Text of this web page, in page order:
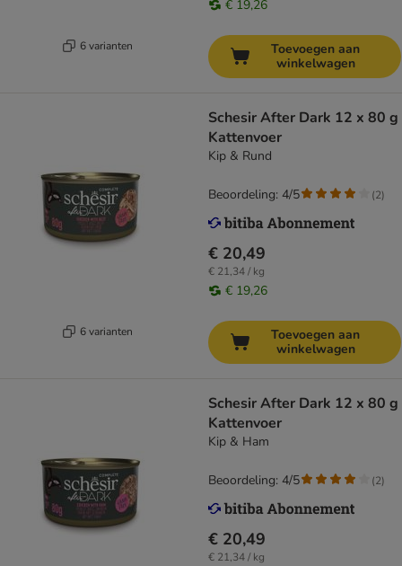
6 varianten
€ 19,26
Toevoegen aan
winkelwagen
6 varianten
Schesir After Dark 12 x 80 g
Kattenvoer
Kip & Rund
€ 20,49
€ 21,34 / kg
€ 19,26
Beoordeling: 4/5 (2)
Toevoegen aan
winkelwagen
Schesir After Dark 12 x 80 g
Kattenvoer
Kip & Ham
€ 20,49
€ 21,34 / kg
Beoordeling: 4/5 (2)